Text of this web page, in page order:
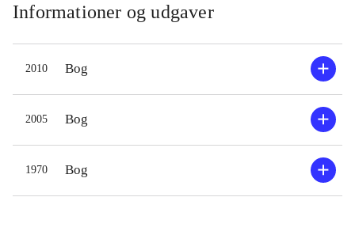
Informationer og udgaver
2010 Bog
2005 Bog
1970 Bog